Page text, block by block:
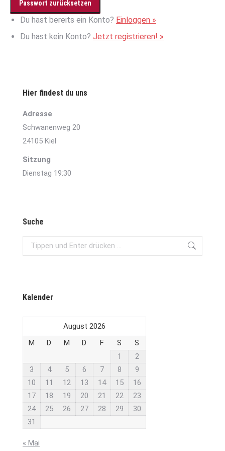
Du hast bereits ein Konto? Einloggen »
Du hast kein Konto? Jetzt registrieren! »
Hier findest du uns
Adresse
Schwanenweg 20
24105 Kiel
Sitzung
Dienstag 19:30
Suche
Search:
Kalender
August 2026
M
D M D F S
S
1
2
3
4 5 6 7 8
9
10
11 12 13 14 15
16
17
18 19 20 21 22
23
24
25 26 27 28 29
30
31
« Mai